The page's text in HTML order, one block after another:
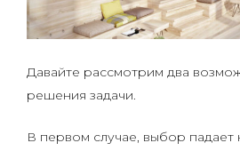
Давайте рассмотрим два
решения задачи.
В первом случае, выбор падает